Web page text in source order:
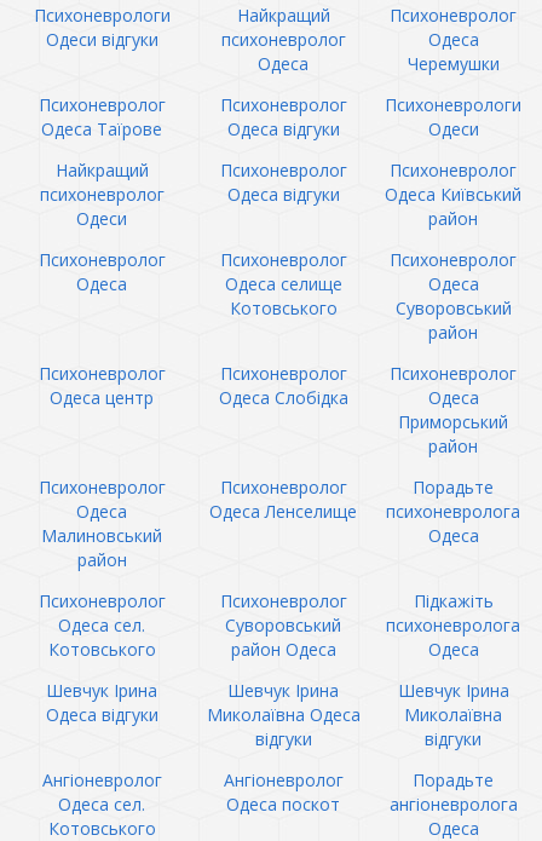
Психоневрологи
Одеси відгуки
Найкращий
психоневролог
Одеса
Психоневролог
Одеса
Черемушки
Психоневролог
Одеса Таїрове
Психоневролог
Одеса відгуки
Психоневрологи
Одеси
Найкращий
психоневролог
Одеси
Психоневролог
Одеса відгуки
Психоневролог
Одеса Київський
район
Психоневролог
Одеса
Психоневролог
Одеса селище
Котовського
Психоневролог
Одеса
Суворовський
район
Психоневролог
Одеса центр
Психоневролог
Одеса Слобідка
Психоневролог
Одеса
Приморський
район
Психоневролог
Одеса
Малиновський
район
Психоневролог
Одеса Ленселище
Порадьте
психоневролога
Одеса
Психоневролог
Одеса сел.
Котовського
Психоневролог
Суворовський
район Одеса
Підкажіть
психоневролога
Одеса
Шевчук Ірина
Одеса відгуки
Шевчук Ірина
Миколаївна Одеса
відгуки
Шевчук Ірина
Миколаївна
відгуки
Ангіоневролог
Одеса сел.
Котовського
Ангіоневролог
Одеса поскот
Порадьте
ангіоневролога
Одеса